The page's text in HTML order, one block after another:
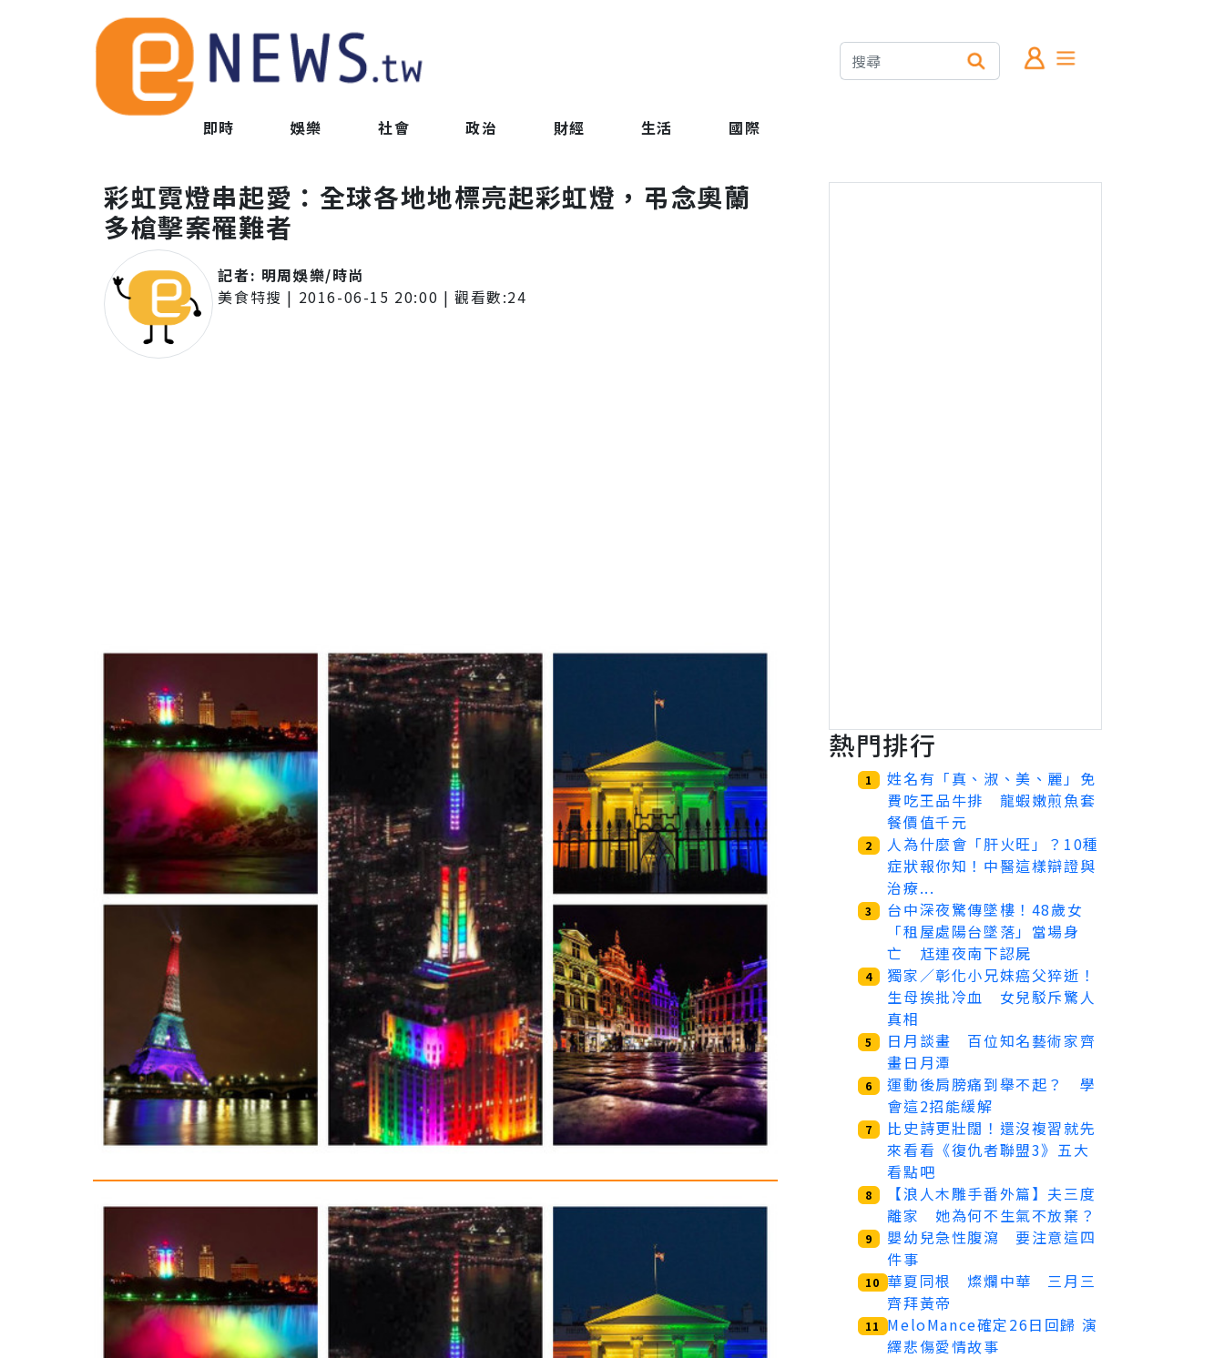
即時 娛樂 社會 政治 財經 生活 國際
彩虹霓燈串起愛：全球各地地標亮起彩虹燈，弔念奧蘭
多槍擊案罹難者
記者: 明周娛樂/時尚
美食特搜 | 2016-06-15 20:00 | 觀看數:24
熱門排行
1
姓名有「真、淑、美、麗」免
費吃王品牛排 龍蝦嫩煎魚套
餐價值千元
2
人為什麼會「肝火旺」？10種
症狀報你知！中醫這樣辯證與
治療...
3
台中深夜驚傳墜樓！48歲女
「租屋處陽台墜落」當場身
亡 尪連夜南下認屍
4
獨家／彰化小兄妹癌父猝逝！
生母挨批冷血 女兒駁斥驚人
真相
5
日月談畫 百位知名藝術家齊
畫日月潭
6
運動後肩膀痛到舉不起？ 學
會這2招能緩解
7
比史詩更壯闊！還沒複習就先
來看看《復仇者聯盟3》五大
看點吧
8
【浪人木雕手番外篇】夫三度
離家 她為何不生氣不放棄？
9
嬰幼兒急性腹瀉 要注意這四
件事
10 華夏同根 燦爛中華 三月三
齊拜黃帝
11
MeloMance確定26日回歸 演
繹悲傷愛情故事